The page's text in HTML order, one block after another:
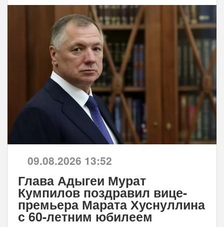
09.08.2026 13:52
Глава Адыгеи Мурат
Кумпилов поздравил вице-
премьера Марата Хуснуллина
с 60-летним юбилеем